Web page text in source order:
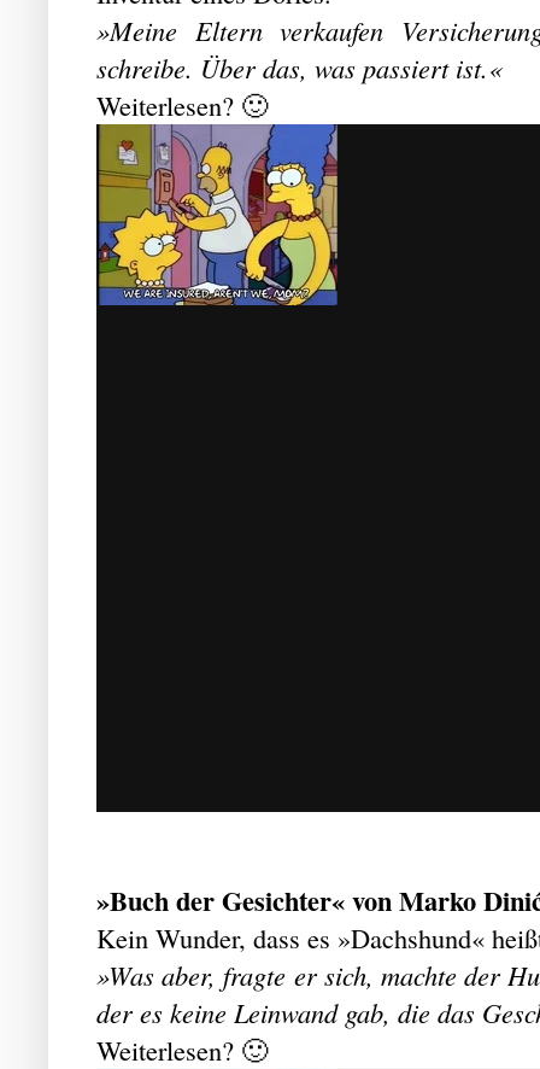
»Meine Eltern verkaufen
schreibe. Über das, was passiert ist.«
Weiterlesen? 🙂
»Buch der Gesichter« von Marko
Kein Wunder, dass es »Dachshund«
»Was aber, fragte er sich, machte der
der es keine Leinwand gab, die das
Weiterlesen? 🙂